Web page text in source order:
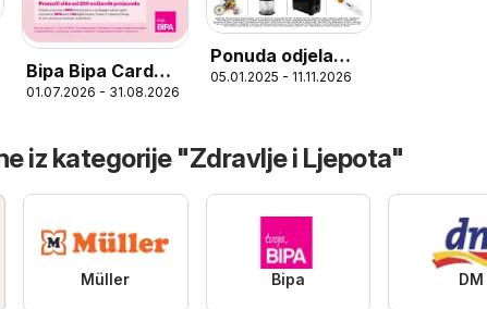
Bipa Bipa Card
ponuda
01.07.2026 - 31.08.2026
Ponuda odjela
kućanstva
05.01.2025 - 11.11.2026
iz kategorije "Zdravlje i Ljepota"
Müller Bipa DM